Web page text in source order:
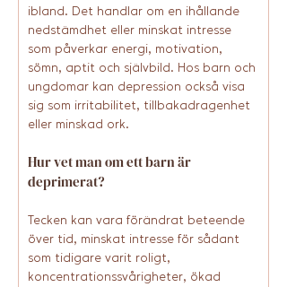
ibland. Det handlar om en ihållande
nedstämdhet eller minskat intresse
som påverkar energi, motivation,
sömn, aptit och självbild. Hos barn och
ungdomar kan depression också visa
sig som irritabilitet, tillbakadragenhet
eller minskad ork.
Hur vet man om ett barn är
deprimerat?
Tecken kan vara förändrat beteende
över tid, minskat intresse för sådant
som tidigare varit roligt,
koncentrationssvårigheter, ökad